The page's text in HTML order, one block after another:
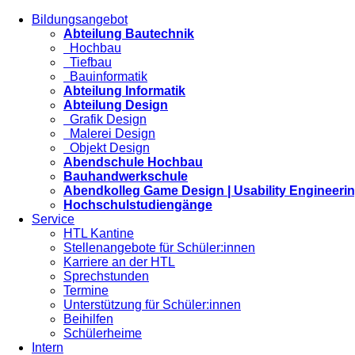
Bildungsangebot
Abteilung Bautechnik
Hochbau
Tiefbau
Bauinformatik
Abteilung Informatik
Abteilung Design
Grafik Design
Malerei Design
Objekt Design
Abendschule Hochbau
Bauhandwerkschule
Abendkolleg Game Design | Usability
Hochschulstudiengänge
Service
HTL Kantine
Stellenangebote für Schüler:innen
Karriere an der HTL
Sprechstunden
Termine
Unterstützung für Schüler:innen
Beihilfen
Schülerheime
Intern